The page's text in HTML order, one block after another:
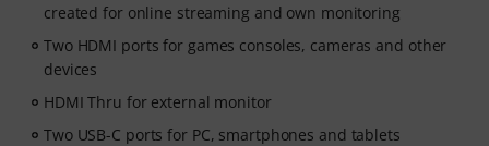
created for online streaming and own monitoring
Two HDMI ports for games consoles, cameras and other
devices
HDMI Thru for external monitor
Two USB-C ports for PC, smartphones and tablets